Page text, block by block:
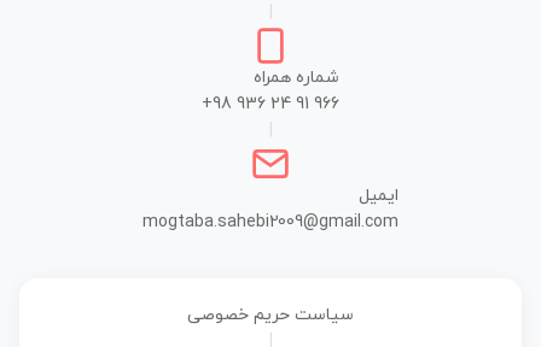
شماره همراه
+98 936 24 91 966
ایمیل
mogtaba.sahebi2009@gmail.com
سیاست حریم خصوصی